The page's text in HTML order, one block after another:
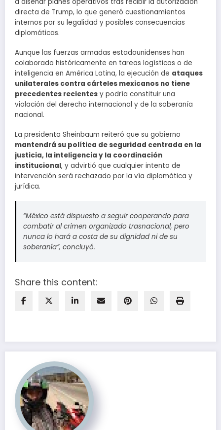
directa de Trump, lo que generó cuestionamientos
internos por su legalidad y posibles consecuencias
diplomáticas.
Aunque las fuerzas armadas estadounidenses han
colaborado históricamente en tareas logísticas o de
inteligencia en América Latina, la ejecución de ataques
unilaterales contra cárteles mexicanos no tiene
precedentes recientes y podría constituir una
violación del derecho internacional y de la soberanía
nacional.
La presidenta Sheinbaum reiteró que su gobierno
mantendrá su política de seguridad centrada en la
justicia, la inteligencia y la coordinación
institucional, y advirtió que cualquier intento de
intervención será rechazado por la vía diplomática y
jurídica.
“México está dispuesto a seguir cooperando para
combatir al crimen organizado trasnacional, pero
nunca lo hará a costa de su dignidad ni de su
soberanía”, concluyó.
Share this content: